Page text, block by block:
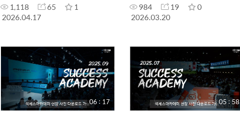
1,118 65
1
2026.04.17
984 19
0
2026.03.20
06 : 17 05 : 58